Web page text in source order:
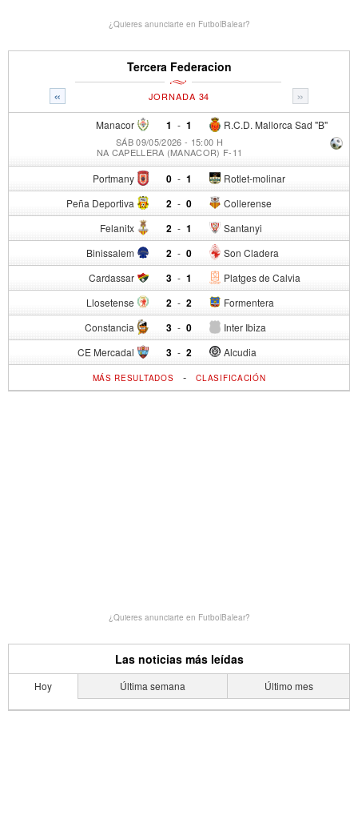
¿Quieres anunciarte en FutbolBalear?
Tercera Federacion
« »
JORNADA 34
Manacor 1 - R.C.D. Mallorca Sad "B"
1
SÁB 09/05/2026 - 15:00 H
NA CAPELLERA (MANACOR) F-11
Portmany 0 - Rotlet-molinar
1
Peña Deportiva 2 - Collerense
0
Felanitx 2 - Santanyi
1
Binissalem 2 - Son Cladera
0
Cardassar 3 - Platges de Calvia
1
Llosetense 2 - Formentera
2
Constancia 3 - Inter Ibiza
0
CE Mercadal 3 - Alcudia
2
MÁS RESULTADOS -CLASIFICACIÓN
¿Quieres anunciarte en FutbolBalear?
Las noticias más leídas
Hoy Última semana Último mes